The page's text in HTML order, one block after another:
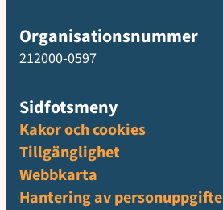
Organisationsnummer
212000-0597
Sidfotsmeny
Kakor och cookies
Tillgänglighet
Webbkarta
Hantering av